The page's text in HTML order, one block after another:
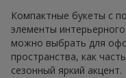
Компактные букеты с
элементы
можно выбрать для
пространства, как
сезонный яркий акцент.